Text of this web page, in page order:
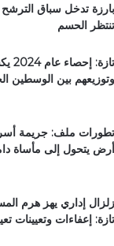
بارزة تدخل سباق
تنتظر الحسم
وتوزيعهم بين الوسطين
تطورات ملف: جريمة
أرض يتحول إلى مأساة
زلزال إداري يهز هرم
تازة: إعفاءات وتعيينات